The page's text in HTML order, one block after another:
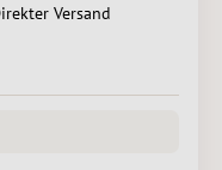
Versand